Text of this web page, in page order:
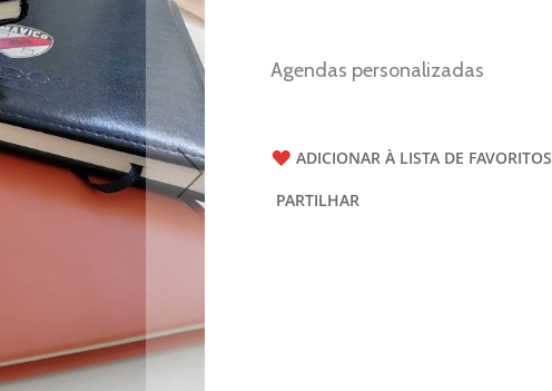
Agendas personalizadas
ADICIONAR À LISTA DE FAVORITOS
PARTILHAR